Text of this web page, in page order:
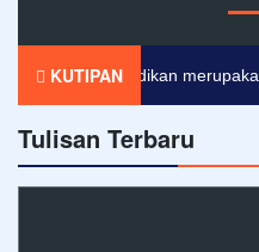
KUTIPAN
Pendidikan merupakan
Tulisan Terbaru